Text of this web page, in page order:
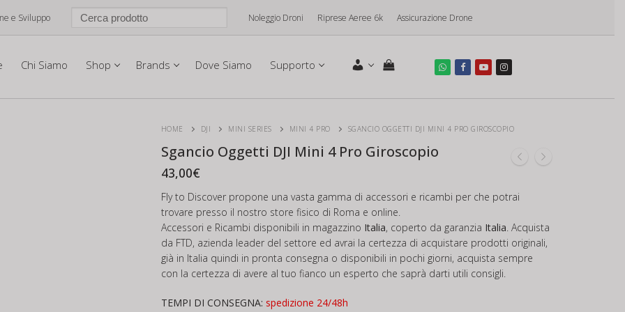
e Sviluppo Noleggio Droni Riprese Aeree 6k Assicurazione Drone
Chi Siamo Shop Brands Dove Siamo Supporto
HOME DJI MINI SERIES MINI 4 PRO SGANCIO OGGETTI DJI MINI 4 PRO GIROSCOPIO
Sgancio Oggetti DJI Mini 4 Pro Giroscopio
43,00€
Fly to Discover propone una vasta gamma di accessori e ricambi per che potrai
trovare presso il nostro store fisico di Roma e online.
Accessori e Ricambi disponibili in magazzino Italia, coperto da garanzia Italia. Acquista
da FTD, azienda leader del settore ed avrai la certezza di acquistare prodotti originali,
già in Italia quindi in pronta consegna o disponibili in pochi giorni, acquista sempre
con la certezza di avere al tuo fianco un esperto che saprà darti utili consigli.
TEMPI DI CONSEGNA: spedizione 24/48h